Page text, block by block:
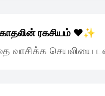
ரகசியம் ❤️✨
வாசிக்க செயலியை